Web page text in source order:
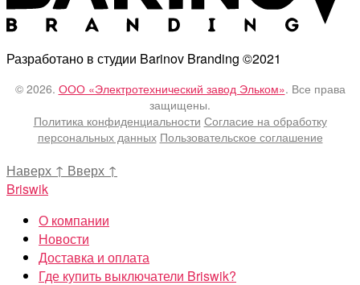
Разработано в студии Barinov Branding ©2021
© 2026. ООО «Электротехнический завод Эльком». Все права
защищены.
Политика конфиденциальности Согласие на обработку
персональных данных Пользовательское соглашение
Наверх ↑ Вверх ↑
Briswik
О компании
Новости
Доставка и оплата
Где купить выключатели Briswik?